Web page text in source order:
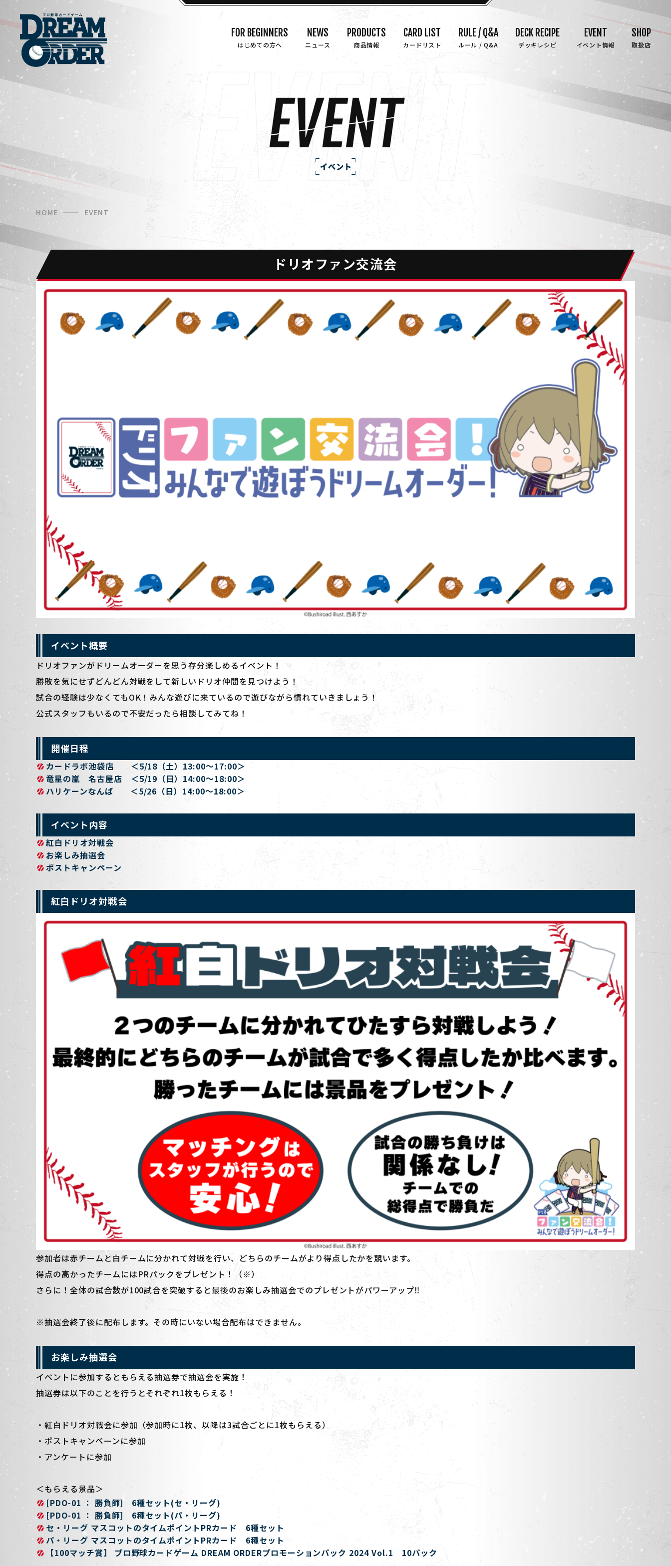
FOR BEGINNERS
はじめての方へ
NEWS
ニュース
PRODUCTS
商品情報
CARD LIST
カードリスト
RULE / Q&A
ルール / Q&A
DECK RECIPE
デッキレシピ
EVENT
イベント情報
SHOP
取扱店
イベント
HOME EVENT
ドリオファン交流会
イベント概要
ドリオファンがドリームオーダーを思う存分楽しめるイベント！
勝敗を気にせずどんどん対戦をして新しいドリオ仲間を見つけよう！
試合の経験は少なくてもOK！みんな遊びに来ているので遊びながら慣れていきましょう！
公式スタッフもいるので不安だったら相談してみてね！
開催日程
カードラボ池袋店 ＜5/18（土）13:00～17:00＞
竜星の嵐 名古屋店 ＜5/19（日）14:00～18:00＞
ハリケーンなんば ＜5/26（日）14:00～18:00＞
イベント内容
紅白ドリオ対戦会
お楽しみ抽選会
ポストキャンペーン
紅白ドリオ対戦会
参加者は赤チームと白チームに分かれて対戦を行い、どちらのチームがより得点したかを競います。
得点の高かったチームにはPRパックをプレゼント！（※）
さらに！全体の試合数が100試合を突破すると最後のお楽しみ抽選会でのプレゼントがパワーアップ‼
※抽選会終了後に配布します。その時にいない場合配布はできません。
お楽しみ抽選会
イベントに参加するともらえる抽選券で抽選会を実施！
抽選券は以下のことを行うとそれぞれ1枚もらえる！
・紅白ドリオ対戦会に参加（参加時に1枚、以降は3試合ごとに1枚もらえる）
・ポストキャンペーンに参加
・アンケートに参加
＜もらえる景品＞
[PDO-01 ： 勝負師] 6種セット(セ・リーグ)
[PDO-01 ： 勝負師] 6種セット(パ・リーグ)
セ・リーグ マスコットのタイムポイントPRカード 6種セット
パ・リーグ マスコットのタイムポイントPRカード 6種セット
【100マッチ賞】 プロ野球カードゲーム DREAM ORDERプロモーションパック 2024 Vol.1 10パック